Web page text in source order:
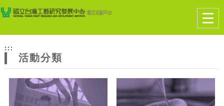
網
站
主
題
跳到主要內容
網站導覽
:::
活動分類